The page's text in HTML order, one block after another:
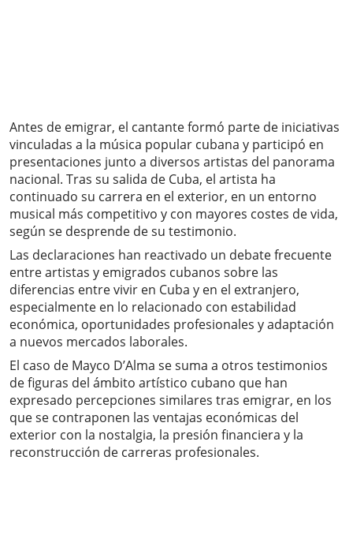
Antes de emigrar, el cantante formó parte de iniciativas
vinculadas a la música popular cubana y participó en
presentaciones junto a diversos artistas del panorama
nacional. Tras su salida de Cuba, el artista ha
continuado su carrera en el exterior, en un entorno
musical más competitivo y con mayores costes de vida,
según se desprende de su testimonio.
Las declaraciones han reactivado un debate frecuente
entre artistas y emigrados cubanos sobre las
diferencias entre vivir en Cuba y en el extranjero,
especialmente en lo relacionado con estabilidad
económica, oportunidades profesionales y adaptación
a nuevos mercados laborales.
El caso de Mayco D’Alma se suma a otros testimonios
de figuras del ámbito artístico cubano que han
expresado percepciones similares tras emigrar, en los
que se contraponen las ventajas económicas del
exterior con la nostalgia, la presión financiera y la
reconstrucción de carreras profesionales.